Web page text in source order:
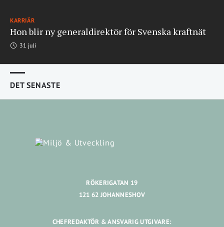
KARRIÄR
Hon blir ny generaldirektör för Svenska kraftnät
31 juli
DET SENASTE
RÖKERIGATAN 19
121 62 JOHANNESHOV
CHEFREDAKTÖR & ANSVARIG UTGIVARE: